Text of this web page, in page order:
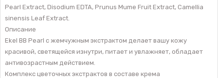
Pearl Extract, Disodium EDTA, Prunus Mume Fruit Extract, Camellia
sinensis Leaf Extract.
Описание
Ekel BB Pearl с жемчужным экстрактом делает вашу кожу
красивой, светящейся изнутри, питает и увлажняет, обладает
антивозрастным действием.
Комплекс цветочных экстрактов в составе крема